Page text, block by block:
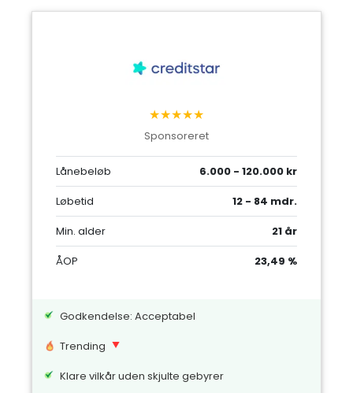
★★★★★
Sponsoreret
Lånebeløb
6.000 - 120.000 kr
Løbetid
12 - 84 mdr.
Min. alder
21 år
ÅOP
23,49 %
Godkendelse: Acceptabel
Trending
Klare vilkår uden skjulte gebyrer